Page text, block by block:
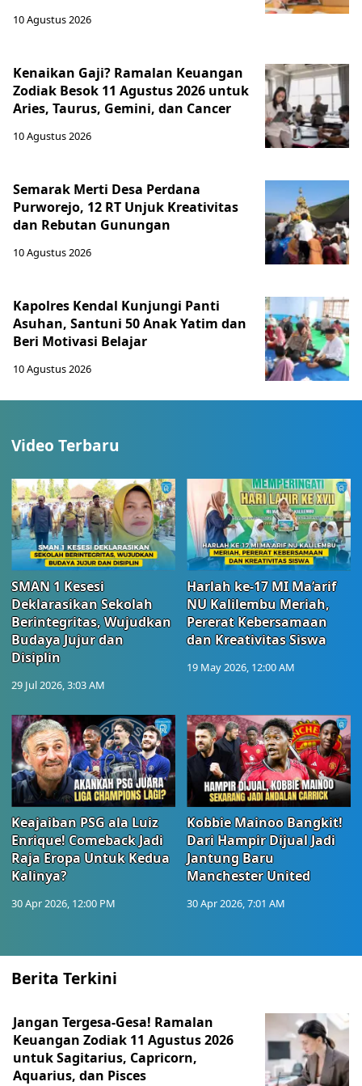
10 Agustus 2026
Kenaikan Gaji? Ramalan Keuangan
Zodiak Besok 11 Agustus 2026 untuk
Aries, Taurus, Gemini, dan Cancer
10 Agustus 2026
Semarak Merti Desa Perdana
Purworejo, 12 RT Unjuk Kreativitas
dan Rebutan Gunungan
10 Agustus 2026
Kapolres Kendal Kunjungi Panti
Asuhan, Santuni 50 Anak Yatim dan
Beri Motivasi Belajar
10 Agustus 2026
Video Terbaru
SMAN 1 Kesesi
Deklarasikan Sekolah
Berintegritas, Wujudkan
Budaya Jujur dan
Disiplin
29 Jul 2026, 3:03 AM
Harlah ke-17 MI Ma’arif
NU Kalilembu Meriah,
Pererat Kebersamaan
dan Kreativitas Siswa
19 May 2026, 12:00 AM
Keajaiban PSG ala Luiz
Enrique! Comeback Jadi
Raja Eropa Untuk Kedua
Kalinya?
30 Apr 2026, 12:00 PM
Kobbie Mainoo Bangkit!
Dari Hampir Dijual Jadi
Jantung Baru
Manchester United
30 Apr 2026, 7:01 AM
Berita Terkini
Jangan Tergesa-Gesa! Ramalan
Keuangan Zodiak 11 Agustus 2026
untuk Sagitarius, Capricorn,
Aquarius, dan Pisces